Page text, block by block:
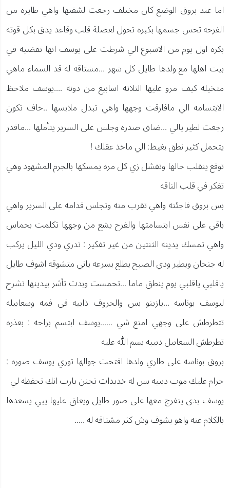
اما عند بروق الوضع كان مختلف رجعت لشقتها واهي طايره من
الفرحه تحس جسمها بكبره تحول لعضلة قلب وقاعد يدق بكل قوته
بكره اول يوم من الاسبوع الي شرطت على يوسف انها تقضيه في
بيت اهلها مع ولدها طايل كل شهر ...مشتاقه له قد السماء ماهي
متخيله كيف مرو عليها الثلاثه اسابيع من دونه ....يوسف ملاحظ
الابتسامه الي مافارقت وجهها واهي تبدل ملابسها ..خاف تكون
رجعت لطير يالي ...ضاق صدره وجلس على السرير يتأملها ...ماقدر
يتحمل كثير نطق بغيظ: الي ماخذ عقلك !
توقع ينقلب حالها وتفشل زي كل مره يمسكها بالجرم المشهود وهي
تفكر في قلب الناقه
بس بروق فاجئته واهي تقرب منه وتجلس قدامه على السرير واهي
باقي على نفس ابتسامتها والفرح يشع من وجهها تكلمت بحماس
واهي تمسك يدينه الثنتين من غير تفكير : تدري ودي الليل يركب
له جنحان ويطير ودي الصبح يطلع بسرعه ياني متشوقه اشوف طايل
ياقلبي ياقلبي يوم ينطق ماما ...تحمست وبدت تأشر بيدينها تشرح
ليوسف بوناسه ...يازينو بس والحروف ذايبه في فمه وسعابيله
تتطرطش على وجهي امتع شي ......يوسف ابتسم براحه : بعذره
تطرطش السعابيل دبيبه بسم الله عليه
بروق بوناسه على طاري ولدها افتحت جوالها توري يوسف صوره :
حرام عليك موب دبيبه بس له خديدات تجنن يارب انك تحفظه لي
يوسف بدى يتفرج معها على صور طايل ويعلق عليها يبي يسعدها
بالكلام عنه واهو يشوف وش كثر مشتاقه له .....